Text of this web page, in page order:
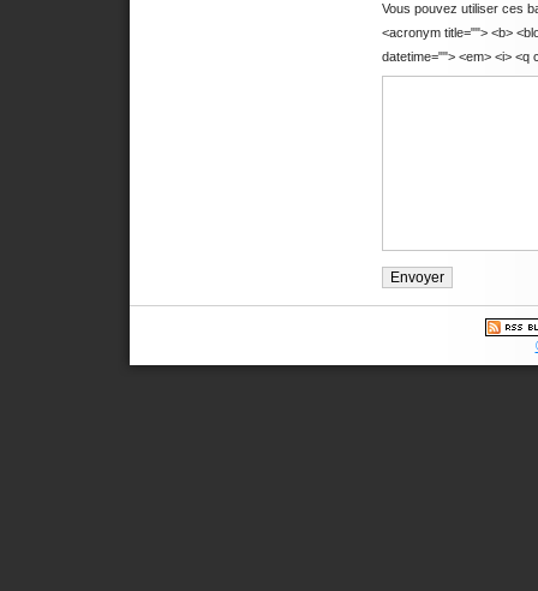
Vous pouvez utiliser ces
<acronym title=""> <b>
datetime=""> <em> <i> <q